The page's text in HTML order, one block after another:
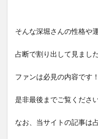
そんな深堀さんの性格や
占断で割り出して見まし
ファンは必見の内容です
是非最後までご覧くださ
なお、当サイトの記事は